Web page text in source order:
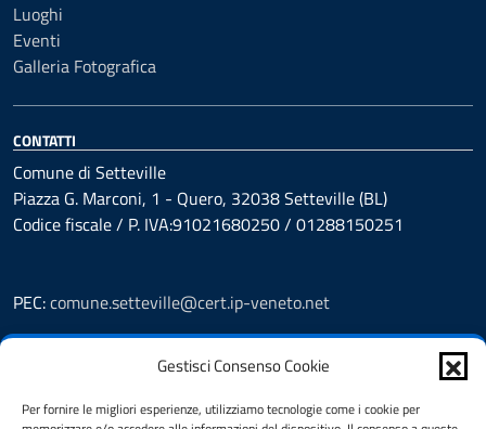
Gestisci Consenso Cookie
Per fornire le migliori esperienze, utilizziamo tecnologie come i cookie per
Luoghi
Eventi
Galleria Fotografica
CONTATTI
Comune di Setteville
Piazza G. Marconi, 1 - Quero, 32038 Setteville (BL)
Codice fiscale / P. IVA:91021680250 / 01288150251
PEC:comune.setteville@cert.ip-veneto.net
Leggi le FAQ
Segnalazione disservizio
Richiesta assistenza